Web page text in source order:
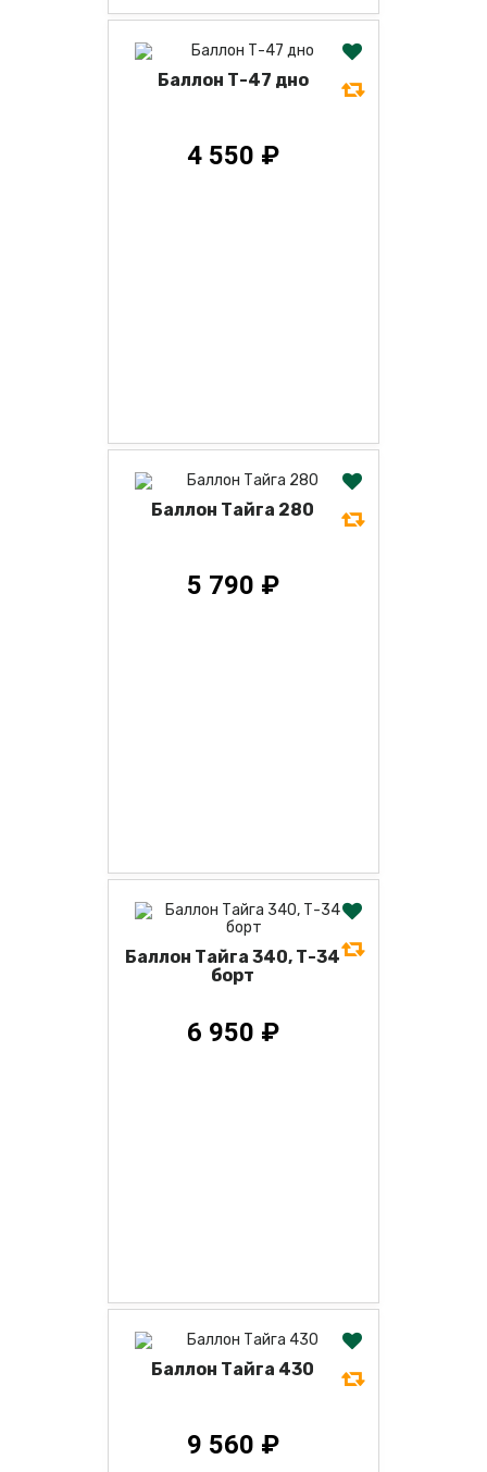
Баллон Т-47 дно
4 550 ₽
Баллон Тайга 280
5 790 ₽
Баллон Тайга 340, Т-34
борт
6 950 ₽
Баллон Тайга 430
9 560 ₽